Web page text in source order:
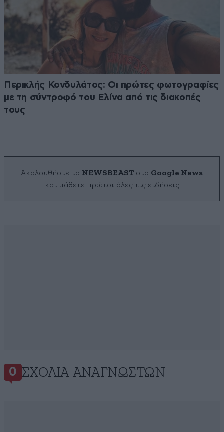
Περικλής Κονδυλάτος: Οι πρώτες φωτογραφίες
με τη σύντροφό του Ελίνα από τις διακοπές
τους
Ακολουθήστε το NEWSBEAST στο Google News
και μάθετε πρώτοι όλες τις ειδήσεις
0 ΣΧΌΛΙΑ ΑΝΑΓΝΩΣΤΏΝ